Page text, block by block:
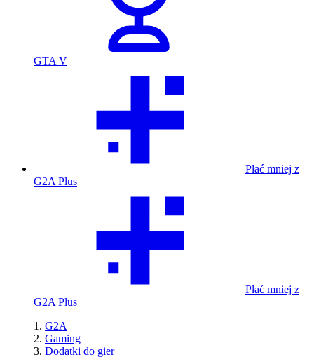
GTA V
Płać mniej z
G2A Plus
Płać mniej z
G2A Plus
G2A
Gaming
Dodatki do gier